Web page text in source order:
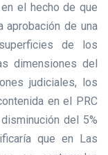
el hecho de que
aprobación de una
de los
dimensiones del
judiciales, los
en el PRC
del 5%
que en Las